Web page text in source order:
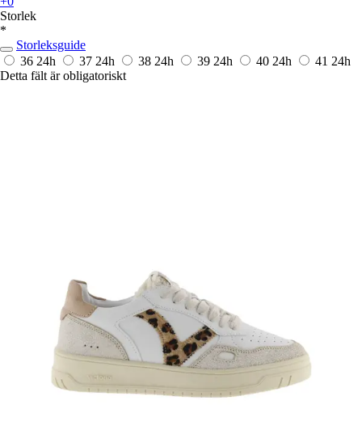
Storlek
*
Storleksguide
36 24h 37 24h 38 24h 39 24h 40 24h 41 24h
Detta fält är obligatoriskt